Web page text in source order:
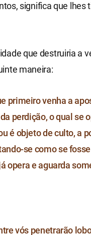
significa que lhes
que destruiria a
maneira:
primeiro venha a
perdição, o qual se
é objeto de culto, a
se como se
opera e aguarda
vós penetrarão